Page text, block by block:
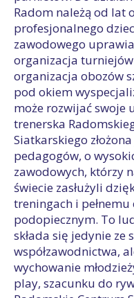
Radom należą od lat
profesjonalnego
zawodowego
organizacja
organizacja obozów
pod okiem
może rozwijać swoje
trenerska
Siatkarskiego
pedagogów, o
zawodowych, którzy
świecie zasłużyli
treningach i
podopiecznym. To
składa się jedynie ze
współzawodnictwa,
wychowanie
play, szacunku do